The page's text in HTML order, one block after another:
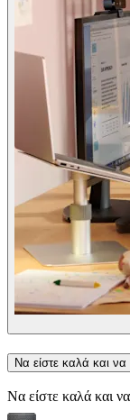
Να είστε καλά και να
Να είστε καλά και